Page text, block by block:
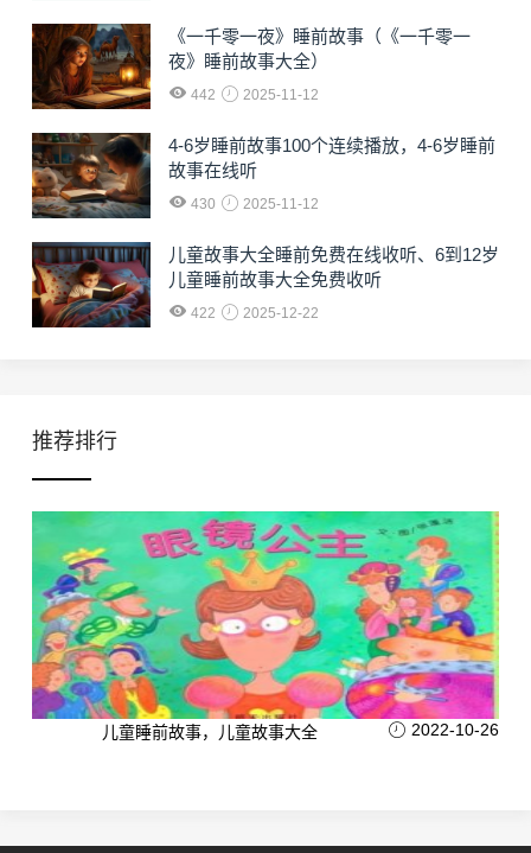
《一千零一夜》睡前故事（《一千零一
夜》睡前故事大全）
442 2025-11-12
4-6岁睡前故事100个连续播放，4-6岁睡前
故事在线听
430 2025-11-12
儿童故事大全睡前免费在线收听、6到12岁
儿童睡前故事大全免费收听
422 2025-12-22
推荐排行
儿童睡前故事，儿童故事大全 2022-10-26